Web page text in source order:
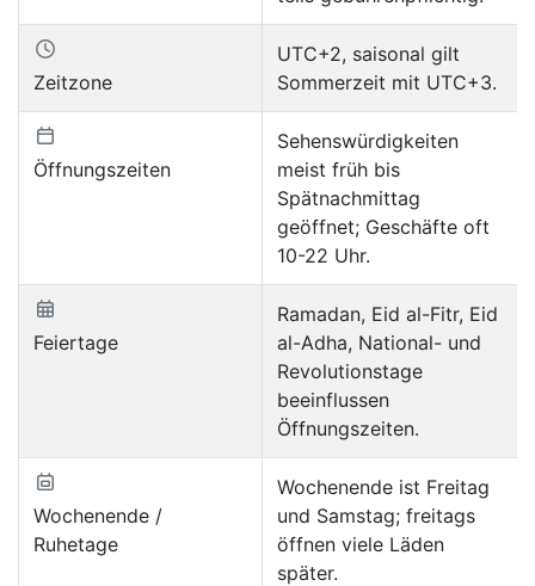
Zeitzone
UTC+2, saisonal gilt
Sommerzeit mit UTC+3.
Öffnungszeiten
Sehenswürdigkeiten
meist früh bis
Spätnachmittag
geöffnet; Geschäfte oft
10-22 Uhr.
Feiertage
Ramadan, Eid al-Fitr, Eid
al-Adha, National- und
Revolutionstage
beeinflussen
Öffnungszeiten.
Wochenende /
Ruhetage
Wochenende ist Freitag
und Samstag; freitags
öffnen viele Läden
später.